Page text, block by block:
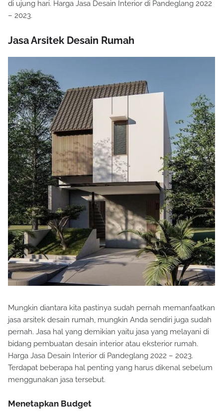
di ujung hari. Harga Jasa Desain Interior di Pandeglang 2022
– 2023.
Jasa Arsitek Desain Rumah
Mungkin diantara kita pastinya sudah pernah memanfaatkan
jasa arsitek desain rumah, mungkin Anda sendiri juga sudah
pernah. Jasa hal yang demikian yaitu jasa yang melayani di
bidang pembuatan desain interior atau eksterior rumah.
Harga Jasa Desain Interior di Pandeglang 2022 – 2023.
Terdapat beberapa hal penting yang harus dikenal sebelum
menggunakan jasa tersebut.
Menetapkan Budget